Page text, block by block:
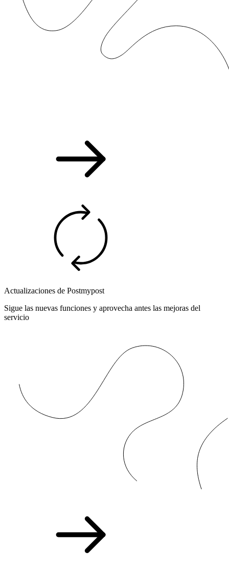
Actualizaciones de Postmypost
Sigue las nuevas funciones y aprovecha antes las mejoras del
servicio